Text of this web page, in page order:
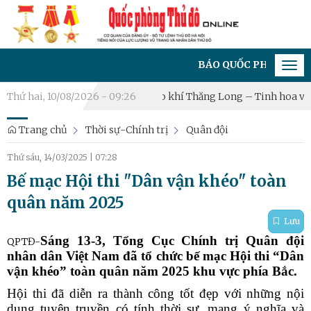
BÁO QUỐC PHÒNG THỦ ĐÔ -
Thứ hai, 10/08/2026 - 09:26
tế Hà Nội 2026: “Hào khí Thăng Long – Tinh hoa võ Việt”
Trang chủ Thời sự-Chính trị Quân đội
Thứ sáu, 14/03/2025 07:28
Bế mạc Hội thi "Dân vận khéo" toàn
quân năm 2025
Lưu
QPTĐ-Sáng 13-3, Tổng Cục Chính trị Quân đội
nhân dân Việt Nam đã tổ chức bế mạc Hội thi “Dân
vận khéo” toàn quân năm 2025 khu vực phía Bắc.
Hội thi đã diễn ra thành công tốt đẹp với những nội